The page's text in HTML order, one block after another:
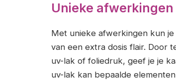
Unieke
Met unieke afwerkingen kun
van een extra dosis flair. Door
uv-lak of foliedruk, geef je je
uv-lak kan bepaalde